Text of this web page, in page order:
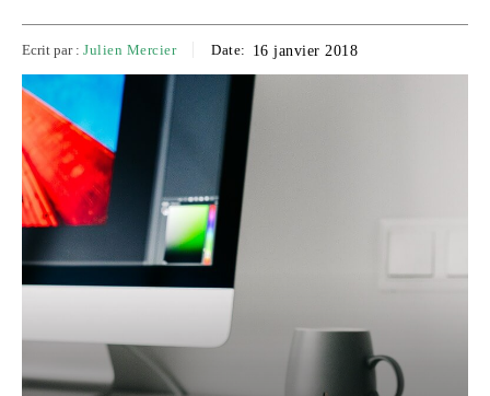
Ecrit par : Julien Mercier Date: 16 janvier 2018